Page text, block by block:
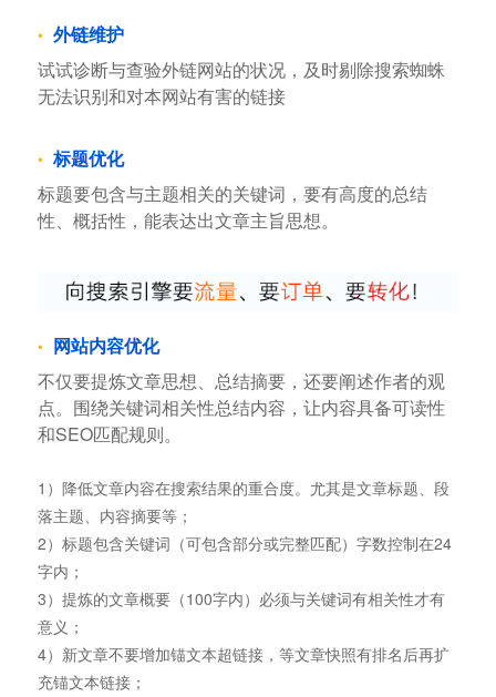
外链维护
试试诊断与查验外链网站的状况，及时剔除搜索蜘蛛
无法识别和对本网站有害的链接
标题优化
标题要包含与主题相关的关键词，要有高度的总结
性、概括性，能表达出文章主旨思想。
网站内容优化
不仅要提炼文章思想、总结摘要，还要阐述作者的观
点。围绕关键词相关性总结内容，让内容具备可读性
和SEO匹配规则。
1）降低文章内容在搜索结果的重合度。尤其是文章标题、段
落主题、内容摘要等；
2）标题包含关键词（可包含部分或完整匹配）字数控制在24
字内；
3）提炼的文章概要（100字内）必须与关键词有相关性才有
意义；
4）新文章不要增加锚文本超链接，等文章快照有排名后再扩
充锚文本链接；